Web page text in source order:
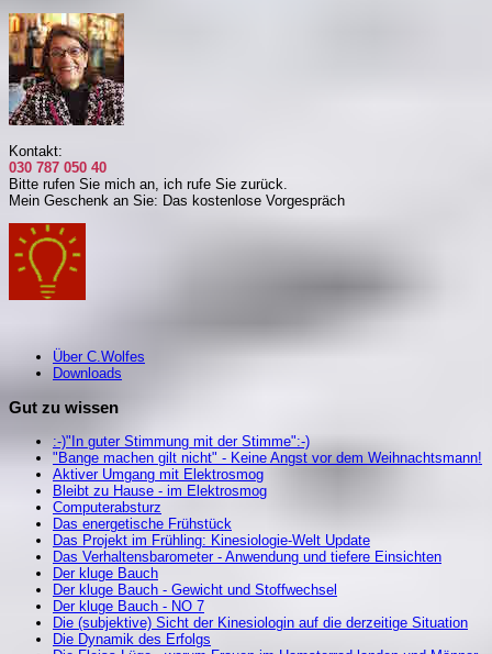
Kontakt:
030 787 050 40
Bitte rufen Sie mich an, ich rufe Sie zurück.
Mein Geschenk an Sie: Das kostenlose Vorgespräch
Über C.Wolfes
Downloads
Gut zu wissen
:-)"In guter Stimmung mit der Stimme":-)
"Bange machen gilt nicht" - Keine Angst vor dem Weihnachtsmann!
Aktiver Umgang mit Elektrosmog
Bleibt zu Hause - im Elektrosmog
Computerabsturz
Das energetische Frühstück
Das Projekt im Frühling: Kinesiologie-Welt Update
Das Verhaltensbarometer - Anwendung und tiefere Einsichten
Der kluge Bauch
Der kluge Bauch - Gewicht und Stoffwechsel
Der kluge Bauch - NO 7
Die (subjektive) Sicht der Kinesiologin auf die derzeitige Situation
Die Dynamik des Erfolgs